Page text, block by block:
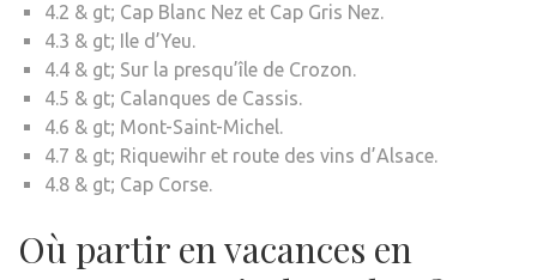
4.2 & gt; Cap Blanc Nez et Cap Gris Nez.
4.3 & gt; Ile d’Yeu.
4.4 & gt; Sur la presqu’île de Crozon.
4.5 & gt; Calanques de Cassis.
4.6 & gt; Mont-Saint-Michel.
4.7 & gt; Riquewihr et route des vins d’Alsace.
4.8 & gt; Cap Corse.
Où partir en vacances en